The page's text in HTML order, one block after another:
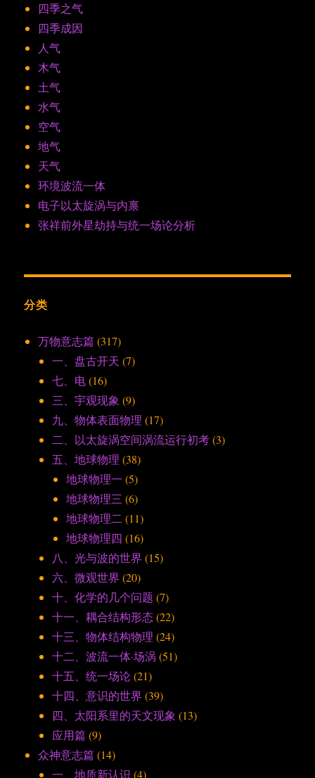
四季之气
四季成因
人气
木气
土气
水气
空气
地气
天气
环境波流一体
电子以太旋涡与内禀
张祥前外星劫持与统一场论分析
分类
万物意志篇 (317)
一、盘古开天 (7)
七、电(16)
三、宇观现象 (9)
九、物体表面物理 (17)
二、以太旋涡空间涡流运行初考(3)
五、地球物理 (38)
地球物理一 (5)
地球物理三 (6)
地球物理二 (11)
地球物理四 (16)
八、光与波的世界 (15)
六、微观世界 (20)
十、化学的几个问题 (7)
十一、耦合结构形态(22)
十三、物体结构物理 (24)
十二、波流一体·场涡 (51)
十五、统一场论(21)
十四、意识的世界 (39)
四、太阳系里的天文现象 (13)
应用篇 (9)
众神意志篇 (14)
一、地质新认识 (4)